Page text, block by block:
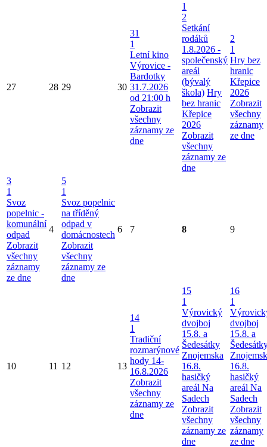
27 28 29 30
31
1
Letní kino
Výrovice -
Bardotky
31.7.2026
od 21:00 h
Zobrazit
všechny
záznamy ze
dne
1
2
Setkání
rodáků
1.8.2026 -
společenský
areál
(bývalý
škola) Hry
bez hranic
Křepice
2026
Zobrazit
všechny
záznamy ze
dne
2
1
Hry bez
hranic
Křepice
2026
Zobrazit
všechny
záznamy
ze dne
3
1
Svoz
popelnic -
komunální
odpad
Zobrazit
všechny
záznamy
ze dne
4
5
1
Svoz popelnic
na tříděný
odpad v
domácnostech
Zobrazit
všechny
záznamy ze
dne
6 7 8 9
10 11 12 13
14
1
Tradiční
rozmarýnové
hody 14-
16.8.2026
Zobrazit
všechny
záznamy ze
dne
15
1
Výrovický
dvojboj
15.8. a
Šedesátky
Znojemska
16.8.
hasičký
areál Na
Sadech
Zobrazit
všechny
záznamy ze
dne
16
1
dvojboj
15.8. a
16.8.
hasičký
areál Na
Sadech
Zobrazit
všechny
záznamy
ze dne